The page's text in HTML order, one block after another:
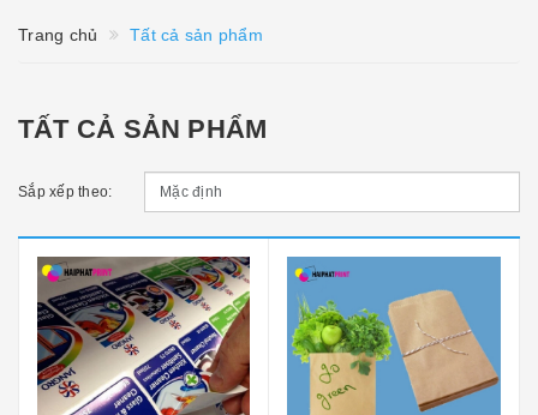
Trang chủ Tất cả sản phẩm
TẤT CẢ SẢN PHẨM
Sắp xếp theo: